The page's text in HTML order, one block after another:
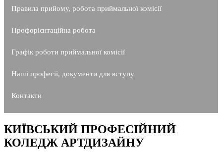
Правила прийому, робота приймальної комісії
Профорієнтаційна робота
Графік роботи приймальної комісії
Наші професії, документи для вступу
Контакти
КИЇВСЬКИЙ ПРОФЕСІЙНИЙ
КОЛЕДЖ АРТДИЗАЙНУ